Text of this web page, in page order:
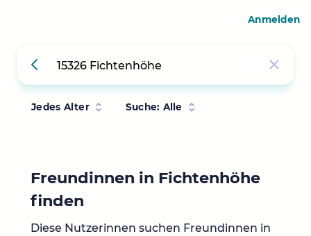
Jedes Alter Suche: Alle
Freundinnen in Fichtenhöhe
finden
Diese Nutzerinnen suchen Freundinnen in
Anmelden